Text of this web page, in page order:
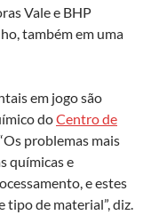
Vale e BHP
também em uma
em jogo são
doCentro de
problemas mais
químicas e
e estes
tipo de material”, diz.